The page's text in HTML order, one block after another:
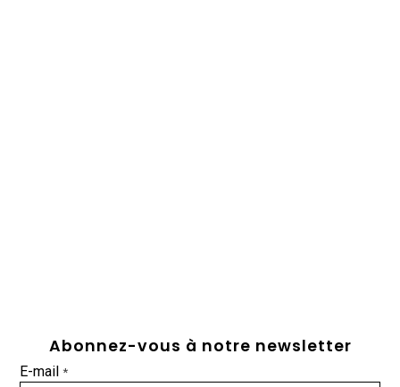
Abonnez-vous à notre newsletter
E-mail*